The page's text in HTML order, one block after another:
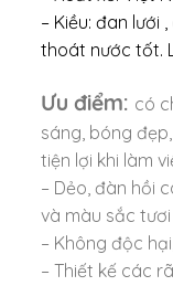
– Kiều: đan lưới
thoát nước tốt.
Ưu điểm: có
sáng, bóng
tiện lợi khi làm
– Dẻo, đàn hồi
và màu sắc
– Không độc
– Thiết kế các